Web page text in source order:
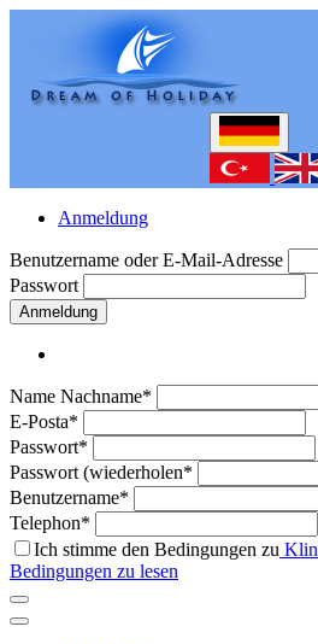
Anmeldung
Benutzername oder E-Mail-Adresse
Passwort
Anmeldung
Name Nachname*
E-Posta*
Passwort*
Passwort (wiederholen*
Benutzername*
Telephon*
Ich stimme den Bedingungen zu
Bedingungen zu lesen